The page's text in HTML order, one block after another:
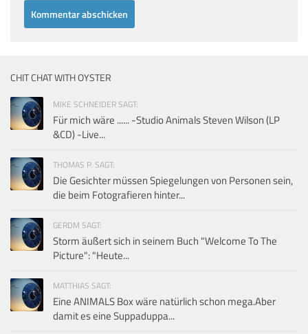
CHIT CHAT WITH OYSTER
MIKE SCHNEIDER SAGT:
Für mich wäre ...... -Studio Animals Steven Wilson (LP
&CD) -Live...
THOMAS P. SAGT:
Die Gesichter müssen Spiegelungen von Personen sein,
die beim Fotografieren hinter...
GERDM SAGT:
Storm äußert sich in seinem Buch "Welcome To The
Picture": "Heute...
MATTHIAS SAGT:
Eine ANIMALS Box wäre natürlich schon mega.Aber
damit es eine Suppaduppa...